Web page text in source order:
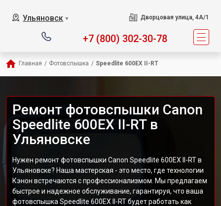
Ульяновск ▼ Дворцовая улица, 4А/1
+7 (800) 302-30-78
Главная / Фотовспышка / Speedlite 600EX II-RT
Ремонт фотовспышки Canon
Speedlite 600EX II-RT в
Ульяновске
Нужен ремонт фотовспышки Canon Speedlite 600EX II-RT в
Ульяновске? Наша мастерская - это место, где технологии
Кэнон встречаются с профессионализмом. Мы предлагаем
быстрое и надежное обслуживание, гарантируя, что ваша
фотовспышка Speedlite 600EX II-RT будет работать как